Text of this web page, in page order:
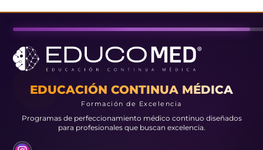
EDUCACIÓN CONTINUA MÉDICA
Formación de Excelencia
Programas de perfeccionamiento médico continuo diseñados
para profesionales que buscan excelencia.